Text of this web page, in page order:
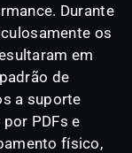
Durante
os
em
de
a suporte
PDFs e
físico,